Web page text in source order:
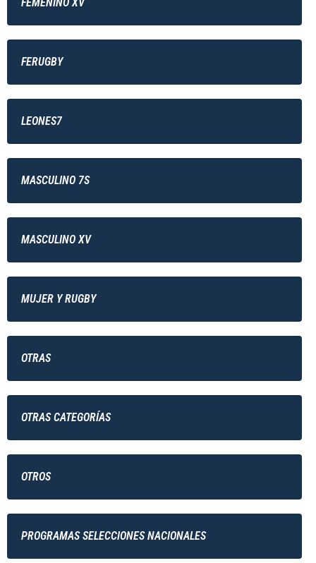
FERUGBY
LEONES7
MASCULINO 7S
MASCULINO XV
MUJER Y RUGBY
OTRAS
OTRAS CATEGORÍAS
OTROS
PROGRAMAS SELECCIONES NACIONALES